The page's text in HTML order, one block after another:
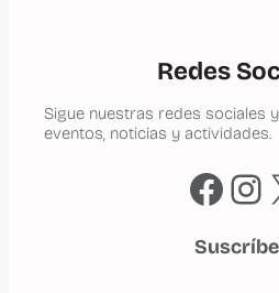
Redes
Sigue nuestras redes sociales
eventos, noticias y actividades.
Facebook Instagram